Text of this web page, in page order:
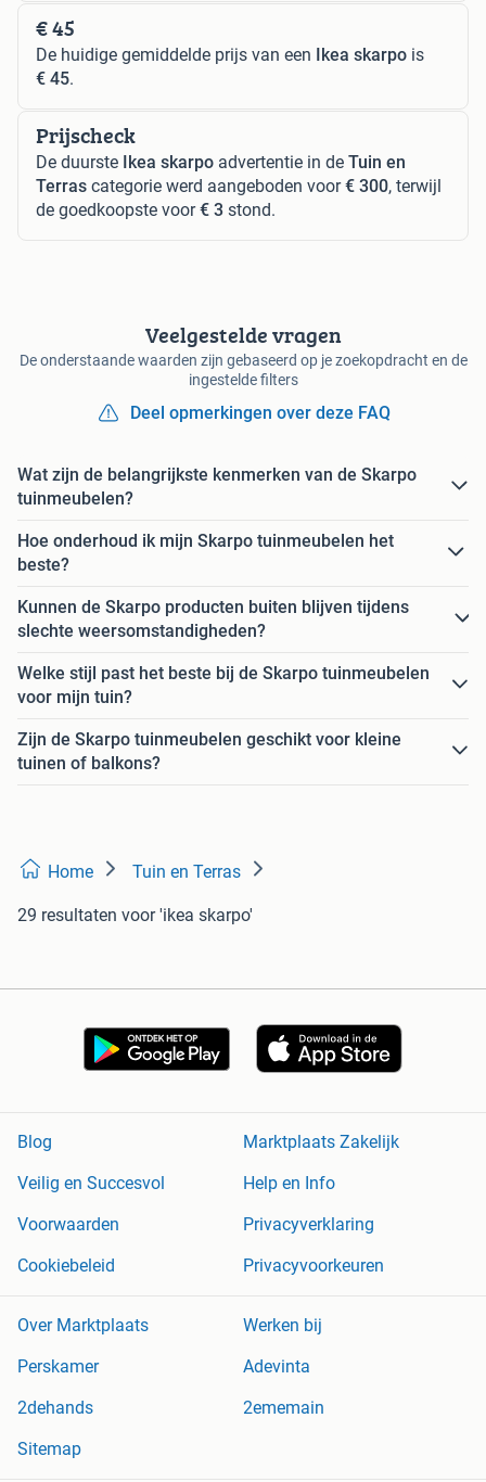
€ 45
De huidige gemiddelde prijs van een Ikea skarpo is
€ 45.
Prijscheck
De duurste Ikea skarpo advertentie in de Tuin en
Terras categorie werd aangeboden voor€ 300, terwijl
de goedkoopste voor€ 3 stond.
Veelgestelde vragen
De onderstaande waarden zijn gebaseerd op je zoekopdracht en de
ingestelde filters
Deel opmerkingen over deze FAQ
Wat zijn de belangrijkste kenmerken van de Skarpo
tuinmeubelen?
Hoe onderhoud ik mijn Skarpo tuinmeubelen het
beste?
Kunnen de Skarpo producten buiten blijven tijdens
slechte weersomstandigheden?
Welke stijl past het beste bij de Skarpo tuinmeubelen
voor mijn tuin?
Zijn de Skarpo tuinmeubelen geschikt voor kleine
tuinen of balkons?
Home Tuin en Terras
29 resultaten voor 'ikea skarpo'
Blog
Marktplaats Zakelijk
Veilig en Succesvol
Help en Info
Voorwaarden
Privacyverklaring
Cookiebeleid
Privacyvoorkeuren
Over Marktplaats
Werken bij
Perskamer
Adevinta
2dehands
2ememain
Sitemap